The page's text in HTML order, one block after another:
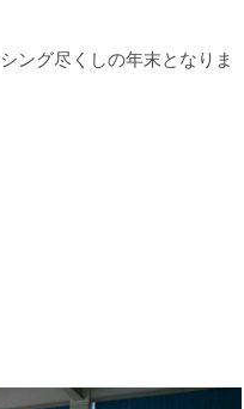
ング尽くしの年末となりま